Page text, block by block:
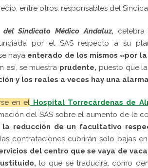
entre otros, responsables del
del Sindicato Médico Andaluz,
por el SAS respecto a su
haya enterado de los mismos «por la
así, se muestra prudente, puesto que
y los reales a veces hay una
en el Hospital Torrecárdenas de
del SAS sobre el aumento de la
reducción de un facultativo
contrataciones cubrirán solo bajas
del centro que se vaya de
lo que se traducirá, como